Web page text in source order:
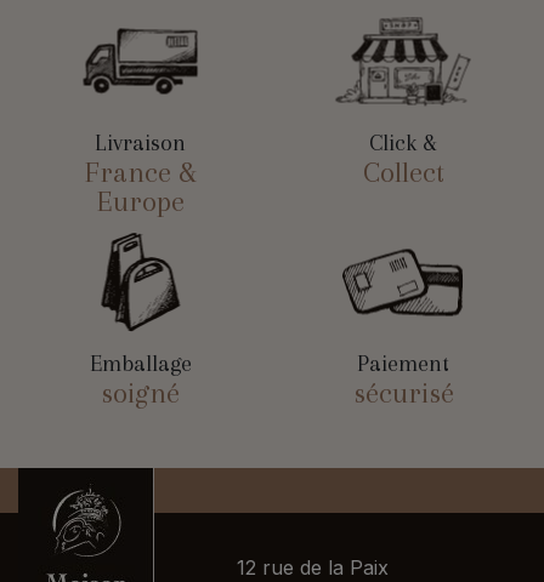
Livraison
France &
Europe
Click &
Collect
Emballage
soigné
Paiement
sécurisé
12 rue de la Paix